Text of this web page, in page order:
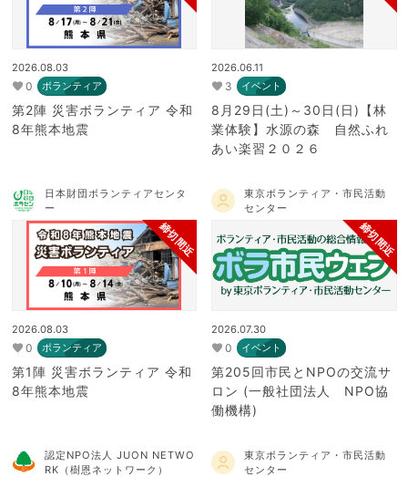
2026.08.03
0 ボランティア
第2陣 災害ボランティア 令和
8年熊本地震
2026.06.11
3 イベント
8月29日(土)～30日(日)【林
業体験】水源の森 自然ふれ
あい楽習２０２６
日本財団ボランティアセンタ
ー
締切間近
2026.08.03
0 ボランティア
第1陣 災害ボランティア 令和
8年熊本地震
東京ボランティア・市民活動
センター
締切間近
2026.07.30
0 イベント
第205回市民とNPOの交流サ
ロン (一般社団法人 NPO協
働機構)
認定NPO法人 JUON NETWO
RK（樹恩ネットワーク）
東京ボランティア・市民活動
センター